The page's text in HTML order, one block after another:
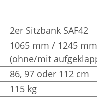
2er Sitzbank SAF42
1065 mm / 1245 mm
(ohne/mit
86, 97 oder 112 cm
115 kg